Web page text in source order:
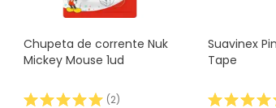
Chupeta de corrente Nuk
Mickey Mouse 1ud
(2)
Suavinex
Tape